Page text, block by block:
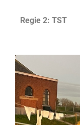
Regie 2: TST